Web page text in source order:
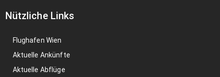
Nützliche Links
Flughafen Wien
Aktuelle Ankünfte
Aktuelle Abflüge